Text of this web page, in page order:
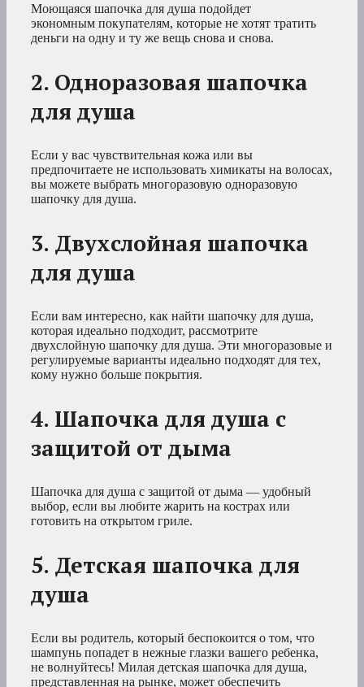
Моющаяся шапочка для душа подойдет
экономным покупателям, которые не хотят тратить
деньги на одну и ту же вещь снова и снова.
2. Одноразовая шапочка
для душа
Если у вас чувствительная кожа или вы
предпочитаете не использовать химикаты на волосах,
вы можете выбрать многоразовую одноразовую
шапочку для душа.
3. Двухслойная шапочка
для душа
Если вам интересно, как найти шапочку для душа,
которая идеально подходит, рассмотрите
двухслойную шапочку для душа. Эти многоразовые и
регулируемые варианты идеально подходят для тех,
кому нужно больше покрытия.
4. Шапочка для душа с
защитой от дыма
Шапочка для душа с защитой от дыма — удобный
выбор, если вы любите жарить на кострах или
готовить на открытом гриле.
5. Детская шапочка для
душа
Если вы родитель, который беспокоится о том, что
шампунь попадет в нежные глазки вашего ребенка,
не волнуйтесь! Милая детская шапочка для душа,
представленная на рынке, может обеспечить